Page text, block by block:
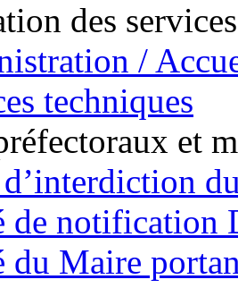
des
/
techniques
et
de notification
du Maire